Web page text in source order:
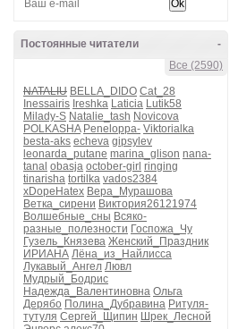
-
Постоянные читатели
Все (2590)
NATALIU BELLA_DIDO Cat_28
Inessairis Ireshka Laticia Lutik58
Milady-S Natalie_tash Novicova
POLKASHA Peneloppa- Viktorialka
besta-aks echeva gipsylev
leonarda_putane marina_glison nana-
tanal obasja october-girl ringing
tinarisha tortilka vados2384
xDopeHatex Вера_Мурашова
Ветка_сирени Виктория26121974
Волшебные_сны Всяко-
разные_полезности Госпожа_Чу
Гузель_Князева Женский_Праздник
ИРИАНА Лёна_из_Найлисса
Лукавый_Ангел Лювл
Мудрый_Бодрис
Надежда_Валентиновна Ольга
Дерябо Полина_Дубравина Ритуля-
тутуля Сергей_Щипин Шрек_Лесной